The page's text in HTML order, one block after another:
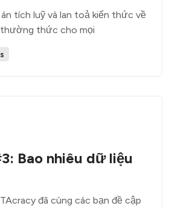
tích luỹ và lan toả kiến thức về
thức cho mọi
Bao nhiêu dữ liệu
đã cùng các bạn đề cập